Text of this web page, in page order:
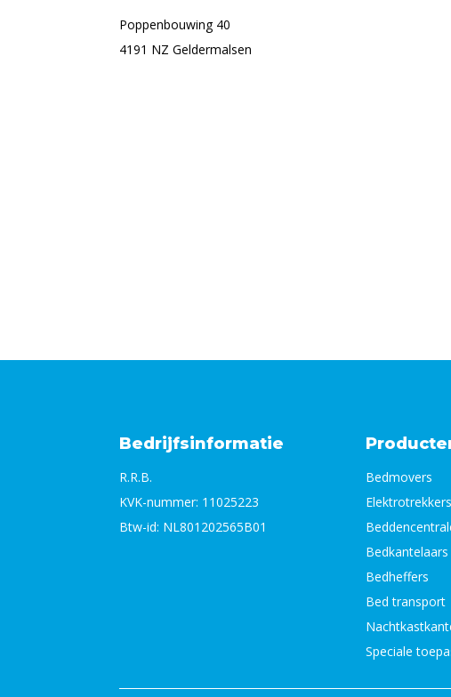
Poppenbouwing 40
4191 NZ Geldermalsen
Bedrijfsinformatie
R.R.B.
KVK-nummer: 11025223
Btw-id: NL801202565B01
Bedmovers
Elektrotrekkers
Bedkantelaars
Bedheffers
Bed transport
Speciale